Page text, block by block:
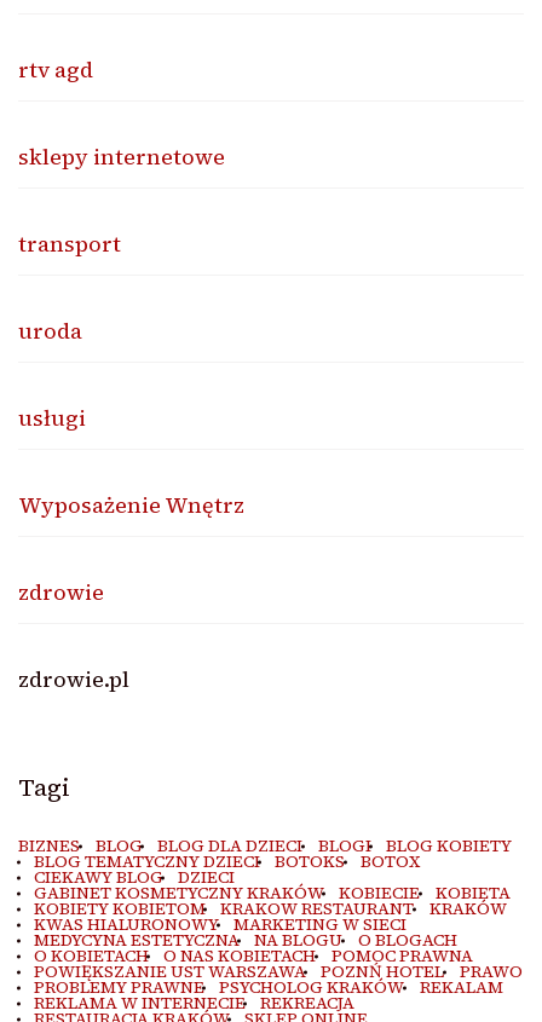
rtv agd
sklepy internetowe
transport
uroda
usługi
Wyposażenie Wnętrz
zdrowie
zdrowie.pl
Tagi
BIZNES BLOG BLOG DLA DZIECI BLOGI BLOG KOBIETY
BLOG TEMATYCZNY DZIECI BOTOKS BOTOX
CIEKAWY BLOG DZIECI
GABINET KOSMETYCZNY KRAKÓW KOBIECIE KOBIETA
KOBIETY KOBIETOM KRAKOW RESTAURANT KRAKÓW
KWAS HIALURONOWY MARKETING W SIECI
MEDYCYNA ESTETYCZNA NA BLOGU O BLOGACH
O KOBIETACH O NAS KOBIETACH POMOC PRAWNA
POWIĘKSZANIE UST WARSZAWA POZNŃ HOTEL PRAWO
PROBLEMY PRAWNE PSYCHOLOG KRAKÓW REKALAM
REKLAMA W INTERNECIE REKREACJA